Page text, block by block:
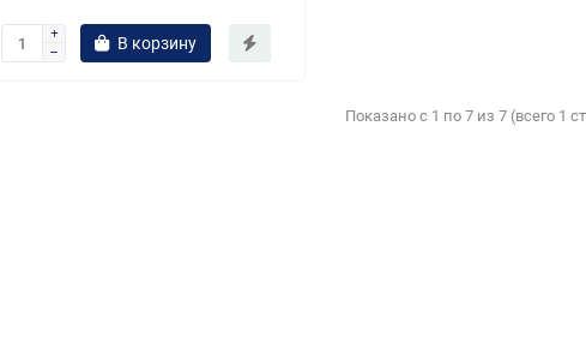
В корзину
Показано с 1 по 7 из 7 (всего 1